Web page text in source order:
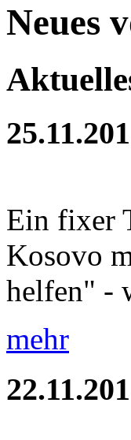
Neues
Ein fixer
Kosovo
helfen" -
mehr